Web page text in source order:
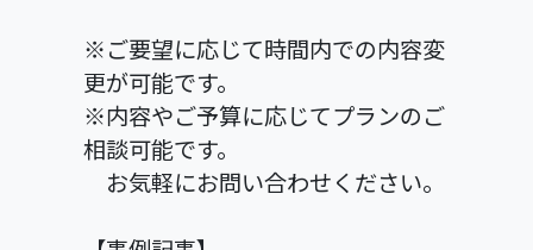
※ご要望に応じて時間内での内容変
更が可能です。
※内容やご予算に応じてプランのご
相談可能です。
お気軽にお問い合わせください。